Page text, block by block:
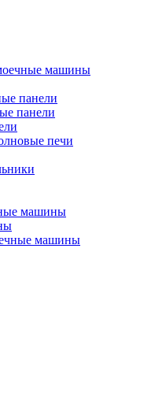
машины
панели
панели
печи
машины
машины